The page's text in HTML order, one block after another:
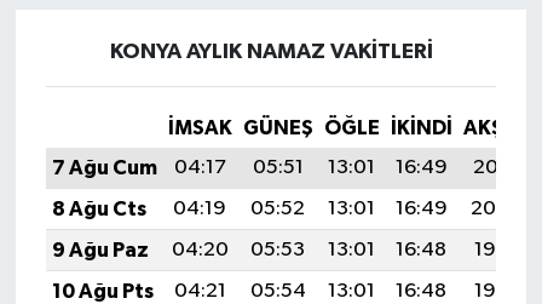
KONYA AYLIK NAMAZ VAKITLERI
İMSAK GÜNEŞ ÖĞLE İKINDI
AKŞAM
7 Ağu Cum
04:17 05:51 13:01 16:49
20:01
8 Ağu Cts
04:19 05:52 13:01 16:49
20:00
9 Ağu Paz
04:20 05:53 13:01 16:48
19:58
10 Ağu Pts
04:21 05:54 13:01 16:48 19:57